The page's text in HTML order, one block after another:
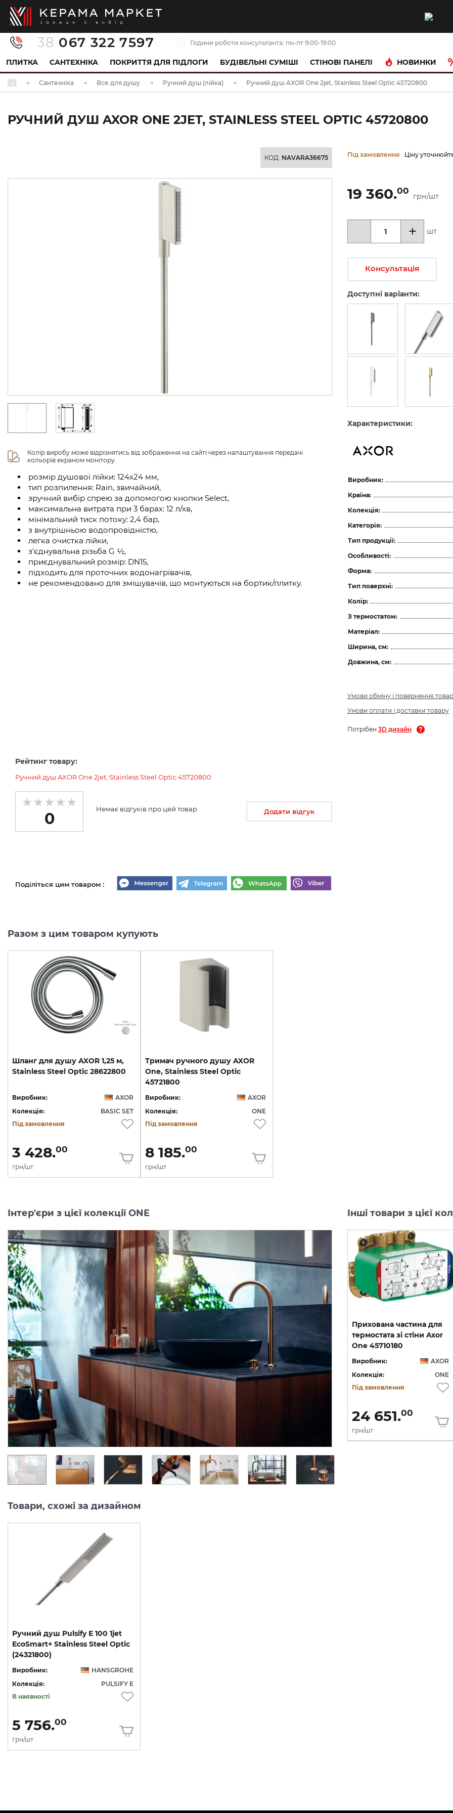
38 067 322 7597 Години роботи консультанта: пн-пт 9:00-19:00
ПЛИТКА САНТЕХНІКА ПОКРИТТЯ ДЛЯ ПІДЛОГИ БУДІВЕЛЬНІ СУМІШІ CТІНОВІ ПАНЕЛІ НОВИНКИ
Сантехніка Все для душу Ручний душ (лійка) Ручний душ AXOR One 2jet, Stainless Steel Optic 45720800
РУЧНИЙ ДУШ AXOR ONE 2JET, STAINLESS STEEL OPTIC 45720800
КОД: NAVARA36675
Колір виробу може відрізнятись від зображення на сайті через налаштування передачі
кольорів екраном монітору.
розмір душової лійки: 124х24 мм,
тип розпилення: Rain, звичайний,
зручний вибір спрею за допомогою кнопки Select,
максимальна витрата при 3 барах: 12 л/хв,
мінімальний тиск потоку: 2,4 бар,
з внутрішньою водопровідністю,
легка очистка лійки,
з'єднувальна різьба G ½,
приєднувальний розмір: DN15,
підходить для проточних водонагрівачів,
не рекомендовано для змішувачів, що монтуються на бортик/плитку.
Під замовлення Ціну
19 360.00
грн/шт
шт
Консультація
Доступні варіанти:
Характеристики:
Виробник:
Країна:
Колекція:
Категорія:
Тип продукції:
Особливості:
Форма:
Тип поверхні:
Колір:
З термостатом:
Матеріал:
Ширина, см:
Довжина, см:
Умови обміну і повернення
Умови оплати і доставки товару
Потрібен 3D дизайн
Рейтинг товару:
Ручний душ AXOR One 2jet, Stainless Steel Optic 45720800
0
Немає відгуків про цей товар Додати відгук
Поділіться цим товаром :
Разом з цим товаром купують
Шланг для душу AXOR 1,25 м,
Stainless Steel Optic 28622800
Виробник:
AXOR
Колекція:
BASIC SET
Під замовлення
3 428.00
грн/шт
Тримач ручного душу AXOR
One, Stainless Steel Optic
45721800
Виробник:
AXOR
Колекція:
ONE
Під замовлення
8 185.00
грн/шт
Інтер'єри з цієї колекції ONE Інші товари з цієї
Шлангове під'єднання
Fixfit Porter AXOR One з
тримачем Polished Red Gold 45723300
Виробник:
AXOR
Колекція:
Під замовлення
22 832.
грн/шт
Шлангове під'єднання
Fixfit Porter AXOR One з
Виробник:
ONE
22 832.
Ручний душ AXOR One
2jet Polished Black
Chrome 45720330
Виробник:
Колекція:
ONE
Прихована частина для
термостата зі стіни Axor
One 45710180
Виробник:
AXOR
Колекція:
ONE
Під замовлення
24 651.00
грн/шт
Товари, схожі за дизайном
Ручний душ Pulsify E 100 1jet
EcoSmart+ Stainless Steel Optic
(24321800)
Виробник:
HANSGROHE
Колекція:
PULSIFY E
В наявності
5 756.00
грн/шт